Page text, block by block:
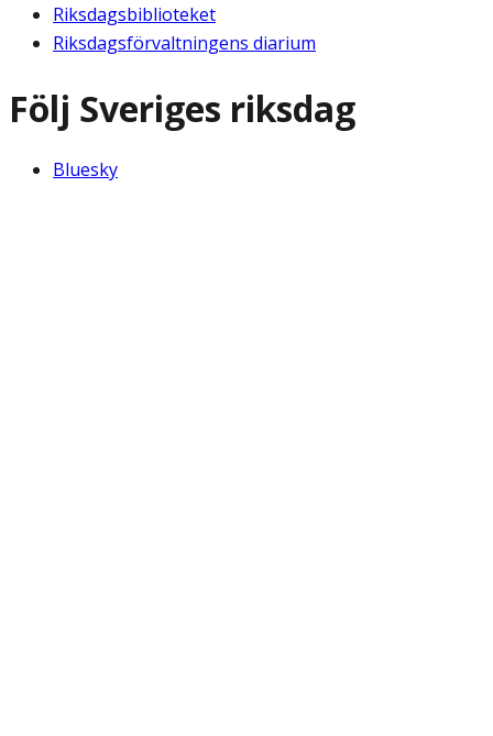
Riksdagsbiblioteket
Riksdagsförvaltningens diarium
Följ Sveriges riksdag
Bluesky